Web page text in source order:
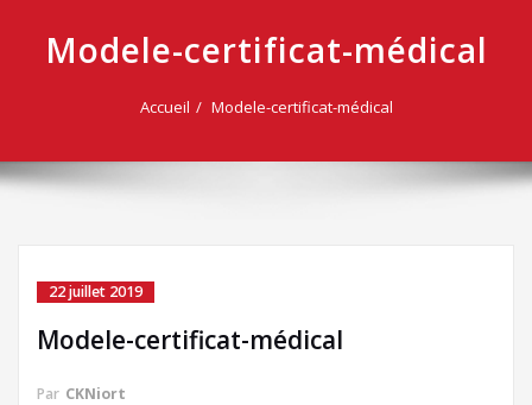
Modele-certificat-médical
Accueil Modele-certificat-médical
22 juillet 2019
Modele-certificat-médical
Par CKNiort